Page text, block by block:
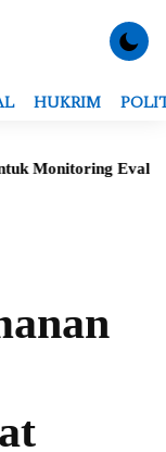
HUKRIM
Evaluasi,